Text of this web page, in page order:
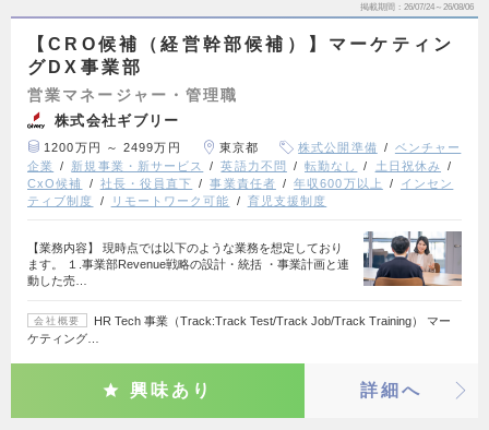
掲載期間 26/07/24～26/08/06
【CRO候補（経営幹部候補）】マーケティン
グDX事業部
営業マネージャー・管理職
株式会社ギブリー
1200万円 ～ 2499万円 東京都 株式公開準備
ベンチャー
企業
新規事業・新サービス 英語力不問 転勤なし
土日祝休み
CxO候補
社長・役員直下 事業責任者 年収600万以上
インセン
ティブ制度
リモートワーク可能 育児支援制度
【業務内容】 現時点では以下のような業務を想定しており
ます。 １.事業部Revenue戦略の設計・統括 ・事業計画と連
動した売…
会社概要
HR Tech 事業（Track:Track Test/Track Job/Track Training） マー
ケティング…
興味あり 詳細へ